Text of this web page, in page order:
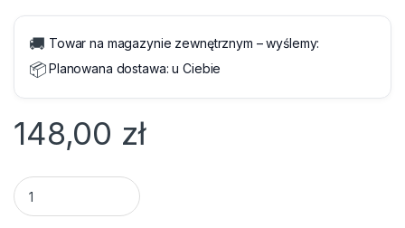
🚚 Towar na magazynie zewnętrznym – wyślemy:
📦Planowana dostawa:u Ciebie
148,00 zł
Flashdrive 128GB USB 3.2 Type-C Kingston Data Traveler